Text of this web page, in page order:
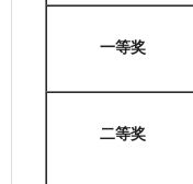
一等奖
二等奖